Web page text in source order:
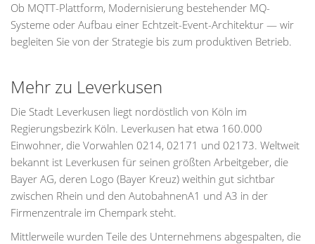
Ob MQTT-Plattform, Modernisierung bestehender MQ-
Systeme oder Aufbau einer Echtzeit-Event-Architektur — wir
begleiten Sie von der Strategie bis zum produktiven Betrieb.
Mehr zu Leverkusen
Die Stadt Leverkusen liegt nordöstlich von Köln im
Regierungsbezirk Köln. Leverkusen hat etwa 160.000
Einwohner, die Vorwahlen 0214, 02171 und 02173. Weltweit
bekannt ist Leverkusen für seinen größten Arbeitgeber, die
Bayer AG, deren Logo (Bayer Kreuz) weithin gut sichtbar
zwischen Rhein und den AutobahnenA1 und A3 in der
Firmenzentrale im Chempark steht.
Mittlerweile wurden Teile des Unternehmens abgespalten, die